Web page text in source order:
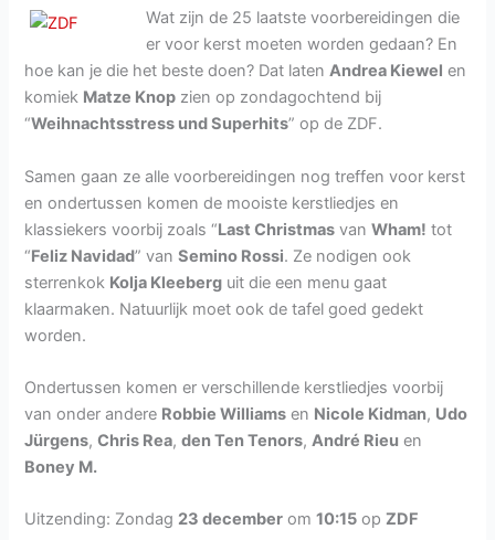
Wat zijn de 25 laatste voorbereidingen die
er voor kerst moeten worden gedaan? En
hoe kan je die het beste doen? Dat latenAndrea Kiewel en
komiek Matze Knop zien op zondagochtend bij
“Weihnachtsstress und Superhits” op de ZDF.
Samen gaan ze alle voorbereidingen nog treffen voor kerst
en ondertussen komen de mooiste kerstliedjes en
klassiekers voorbij zoals “Last Christmas vanWham! tot
“Feliz Navidad” vanSemino Rossi. Ze nodigen ook
sterrenkok Kolja Kleeberg uit die een menu gaat
klaarmaken. Natuurlijk moet ook de tafel goed gedekt
worden.
Ondertussen komen er verschillende kerstliedjes voorbij
van onder andere Robbie Williams en Nicole Kidman, Udo
Jürgens,Chris Rea,den Ten Tenors,André Rieu en
Boney M.
Uitzending: Zondag 23 december om10:15 opZDF